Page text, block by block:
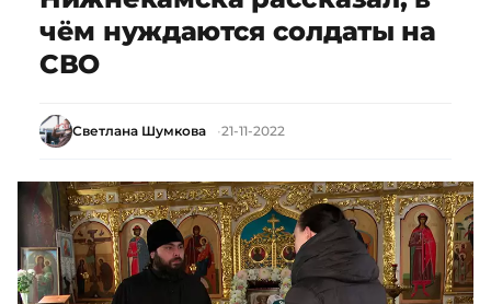
чём нуждаются солдаты на
СВО
Светлана Шумкова 21-11-2022